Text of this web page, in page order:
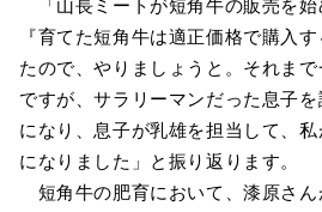
「山長ミートが短角牛の販売を始
『育てた短角牛は適正価格で購入
たので、やりましょうと。それま
ですが、サラリーマンだった息子
になり、息子が乳雄を担当して、
になりました」と振り返ります。
短角牛の肥育において、漆原さん